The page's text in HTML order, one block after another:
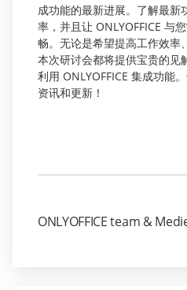
成功能的最新进展。了解最新
率，并且让 ONLYOFFICE 与
畅。无论是希望提高工作效率
本次研讨会都将提供宝贵的见
利用 ONLYOFFICE 集成功能
资讯和更新！
ONLYOFFICE team &